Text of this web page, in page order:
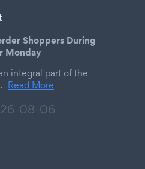
Shoppers During
Monday
integral part of the
Read More
08-06